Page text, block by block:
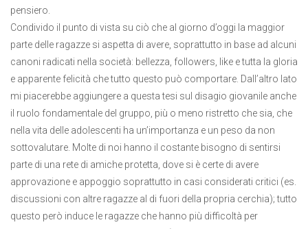
pensiero.
Condivido il punto di vista su ciò che al giorno d’oggi la maggior
parte delle ragazze si aspetta di avere, soprattutto in base ad alcuni
canoni radicati nella società: bellezza, followers, like e tutta la gloria
e apparente felicità che tutto questo può comportare. Dall’altro lato
mi piacerebbe aggiungere a questa tesi sul disagio giovanile anche
il ruolo fondamentale del gruppo, più o meno ristretto che sia, che
nella vita delle adolescenti ha un’importanza e un peso da non
sottovalutare. Molte di noi hanno il costante bisogno di sentirsi
parte di una rete di amiche protetta, dove si è certe di avere
approvazione e appoggio soprattutto in casi considerati critici (es.
discussioni con altre ragazze al di fuori della propria cerchia); tutto
questo però induce le ragazze che hanno più difficoltà per